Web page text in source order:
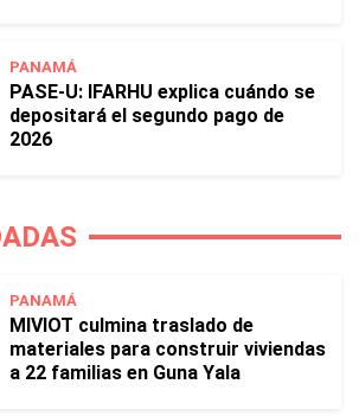
PANAMÁ
PASE-U: IFARHU explica cuándo se
depositará el segundo pago de
2026
PANAMÁ
MIVIOT culmina traslado de
materiales para construir viviendas
a 22 familias en Guna Yala